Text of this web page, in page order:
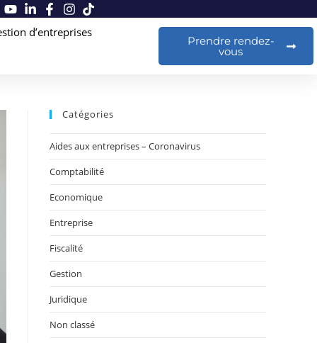
d’entreprises
Prendre rendez-
vous
Catégories
Aides aux entreprises – Coronavirus
Comptabilité
Economique
Entreprise
Fiscalité
Gestion
Juridique
Non classé